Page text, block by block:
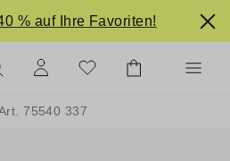
% auf Ihre Favoriten!
75540 337